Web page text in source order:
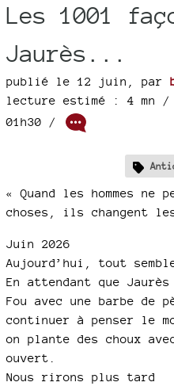
Les 1001
Jaurès...
publié le 12 juin par
lecture estimé : 4 mn /
01h30 /
« Quand les hommes ne
choses, ils changent
Juin 2026
Aujourd’hui, tout
En attendant que
Fou avec une barbe
continuer à penser le
on plante des choux
ouvert.
Nous rirons plus tard